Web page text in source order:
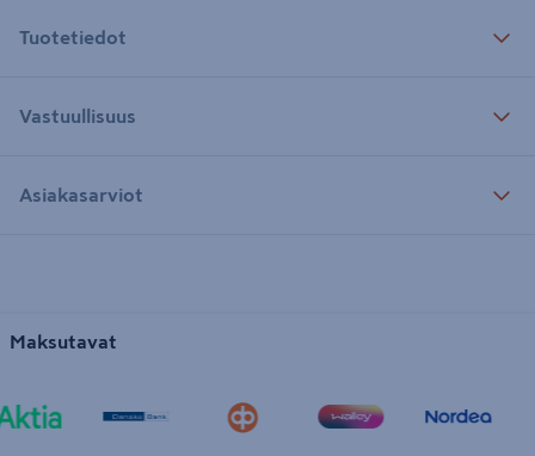
Tuotetiedot
Vastuullisuus
Asiakasarviot
Maksutavat